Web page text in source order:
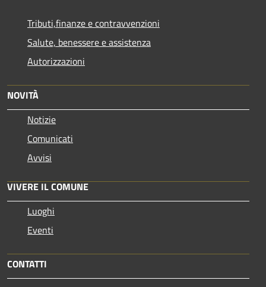
Tributi,finanze e contravvenzioni
Salute, benessere e assistenza
Autorizzazioni
NOVITÀ
Notizie
Comunicati
Avvisi
VIVERE IL COMUNE
Luoghi
Eventi
CONTATTI